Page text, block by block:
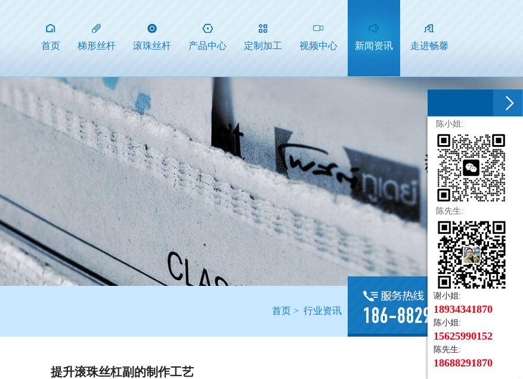
首页 梯形丝杆 滚珠丝杆 产品中心 定制加工 视频中心 新闻资讯 走进畅馨
首页 > 行业资讯
提升滚珠丝杠副的制作工艺
陈小姐:
陈先生:
谢小姐:
18934341870
陈小姐:
15625990152
陈先生:
18688291870